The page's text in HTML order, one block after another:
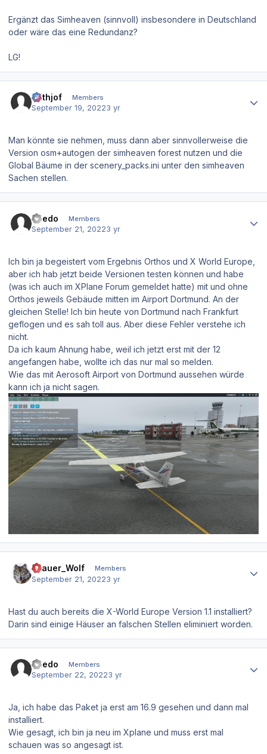
Ergänzt das Simheaven (sinnvoll) insbesondere in Deutschland
oder wäre das eine Redundanz?
LG!
Frithjof Members
September 19, 20223 yr
Man könnte sie nehmen, muss dann aber sinnvollerweise die
Version osm+autogen der simheaven forest nutzen und die
Global Bäume in der scenery_packs.ini unter den simheaven
Sachen stellen.
toledo Members
September 21, 20223 yr
Ich bin ja begeistert vom Ergebnis Orthos und X World Europe,
aber ich hab jetzt beide Versionen testen können und habe
(was ich auch im XPlane Forum gemeldet hatte) mit und ohne
Orthos jeweils Gebäude mitten im Airport Dortmund. An der
gleichen Stelle! Ich bin heute von Dortmund nach Frankfurt
geflogen und es sah toll aus. Aber diese Fehler verstehe ich
nicht.
Da ich kaum Ahnung habe, weil ich jetzt erst mit der 12
angefangen habe, wollte ich das nur mal so melden.
Wie das mit Aerosoft Airport von Dortmund aussehen würde
kann ich ja nicht sagen.
Grauer_Wolf Members
September 21, 20223 yr
Hast du auch bereits die X-World Europe Version 1.1 installiert?
Darin sind einige Häuser an falschen Stellen eliminiert worden.
toledo Members
September 22, 20223 yr
Ja, ich habe das Paket ja erst am 16.9 gesehen und dann mal
installiert.
Wie gesagt, ich bin ja neu im Xplane und muss erst mal
schauen was so angesagt ist.